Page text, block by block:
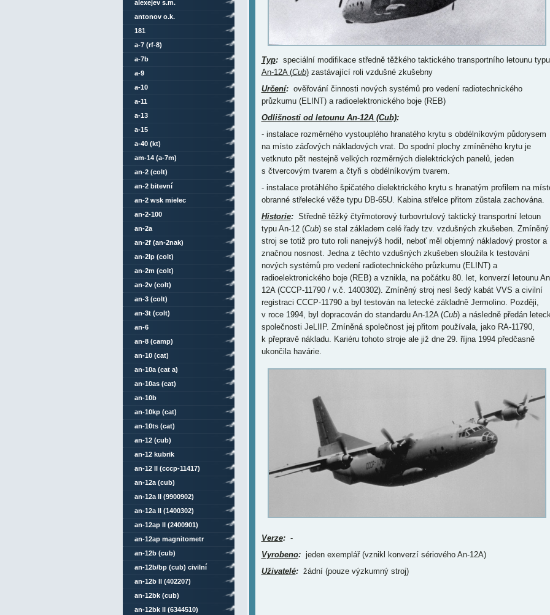
Typ:speciální modifikace středně těžkého taktického transportního letounu typu
An-12A (Cub)zastávající roli vzdušné zkušebny
Určení:ověřování činnosti nových systémů pro vedení radiotechnického
průzkumu (ELINT) a radioelektronického boje (REB)
Odlišnosti od letounu An-12A (Cub):
- instalace rozměrného vystouplého hranatého krytu s obdélníkovým půdorysem
na místo záďových nákladových vrat. Do spodní plochy zmíněného krytu je
vetknuto pět nestejně velkých rozměrných dielektrických panelů, jeden
s čtvercovým tvarem a čtyři s obdélníkovým tvarem.
- instalace protáhlého špičatého dielektrického krytu s hranatým profilem na
obranné střelecké věže typu DB-65U. Kabina střelce přitom zůstala zachována.
Historie:Středně těžký čtyřmotorový turbovrtulový taktický transportní letoun
typu An-12 (Cub) se stal základem celé řady tzv. vzdušných zkušeben. Zmíněný
stroj se totiž pro tuto roli nanejvýš hodil, neboť měl objemný nákladový prostor a
značnou nosnost. Jedna z těchto vzdušných zkušeben sloužila k testování
nových systémů pro vedení radiotechnického průzkumu (ELINT) a
radioelektronického boje (REB) a vznikla, na počátku 80. let, konverzí letounu
12A (CCCP-11790 / v.č. 1400302). Zmíněný stroj nesl šedý kabát VVS a civilní
registraci CCCP-11790 a byl testován na letecké základně Jermolino. Později,
v roce 1994, byl dopracován do standardu An-12A (Cub) a následně předán
společnosti JeLIIP. Zmíněná společnost jej přitom používala, jako RA-11790,
k přepravě nákladu. Kariéru tohoto stroje ale již dne 29. října 1994 předčasně
ukončila havárie.
Verze:-
Vyrobeno:jeden exemplář (vznikl konverzí sériového An-12A)
Uživatelé:žádní (pouze výzkumný stroj)
alexejev s.m.
antonov o.k.
181
a-7 (rf-8)
a-7b
a-9
a-10
a-11
a-13
a-15
a-40 (kt)
am-14 (a-7m)
an-2 (colt)
an-2 bitevní
an-2 wsk mielec
an-2-100
an-2a
an-2f (an-2nak)
an-2lp (colt)
an-2m (colt)
an-2v (colt)
an-3 (colt)
an-3t (colt)
an-6
an-8 (camp)
an-10 (cat)
an-10a (cat a)
an-10as (cat)
an-10b
an-10kp (cat)
an-10ts (cat)
an-12 (cub)
an-12 kubrik
an-12 ll (cccp-11417)
an-12a (cub)
an-12a ll (9900902)
an-12a ll (1400302)
an-12ap ll (2400901)
an-12ap magnitometr
an-12b (cub)
an-12b/bp (cub) civilní
an-12b ll (402207)
an-12bk (cub)
an-12bk ll (6344510)